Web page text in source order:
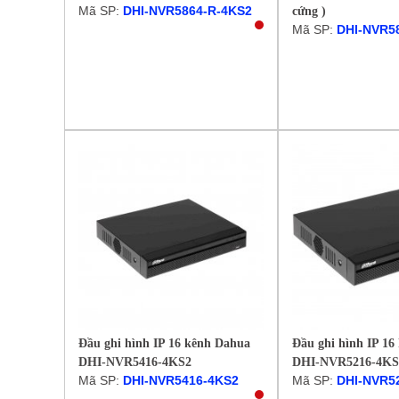
Mã SP: DHI-NVR5864-R-4KS2 cứng )
Mã SP: DHI-
Đầu ghi hình IP 16 kênh Dahua
DHI-NVR5416-4KS2
Mã SP: DHI-NVR5416-4KS2
Đầu ghi hình IP 16
DHI-NVR5216-
Mã SP: DHI-